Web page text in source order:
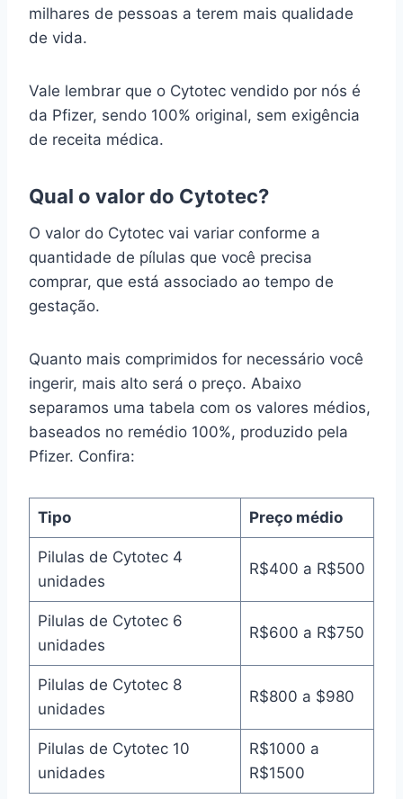
milhares de pessoas a terem mais qualidade
de vida.
Vale lembrar que o Cytotec vendido por nós é
da Pfizer, sendo 100% original, sem exigência
de receita médica.
Qual o valor do Cytotec?
O valor do Cytotec vai variar conforme a
quantidade de pílulas que você precisa
comprar, que está associado ao tempo de
gestação.
Quanto mais comprimidos for necessário você
ingerir, mais alto será o preço. Abaixo
separamos uma tabela com os valores médios,
baseados no remédio 100%, produzido pela
Pfizer. Confira:
Tipo Preço médio
Pilulas de Cytotec 4
unidades
R$400 a R$500
Pilulas de Cytotec 6
unidades
R$600 a R$750
Pilulas de Cytotec 8
unidades
R$800 a $980
Pilulas de Cytotec 10
unidades
R$1000 a
R$1500